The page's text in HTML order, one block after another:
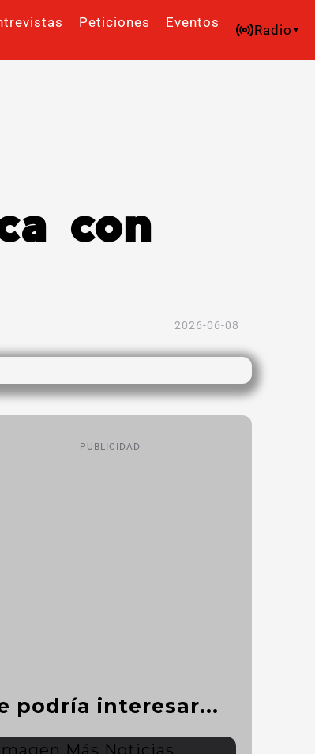
Peticiones Eventos Radio
con
2026-06-08
PUBLICIDAD
podría interesar...